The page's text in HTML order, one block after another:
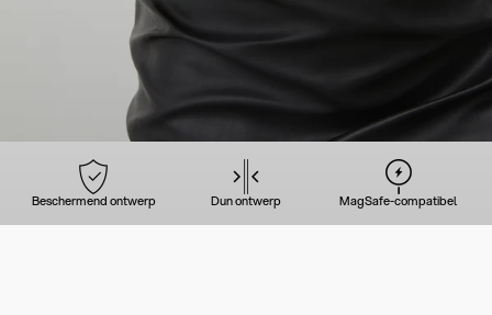
Beschermend ontwerp Dun ontwerp MagSafe-compatibel